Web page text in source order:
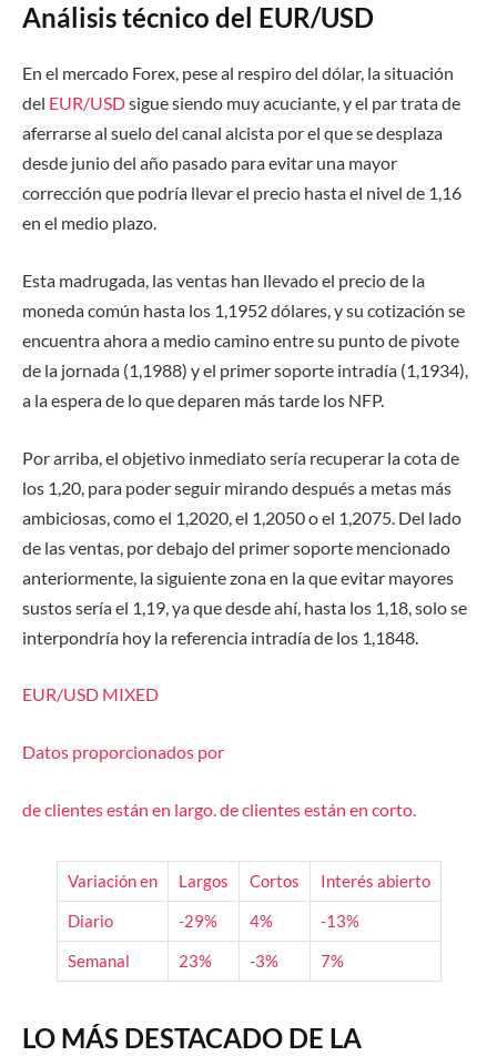
Análisis técnico del EUR/USD
En el mercado Forex, pese al respiro del dólar, la situación
del EUR/USDsigue siendo muy acuciante, y el par trata de
aferrarse al suelo del canal alcista por el que se desplaza
desde junio del año pasado para evitar una mayor
corrección que podría llevar el precio hasta el nivel de 1,16
en el medio plazo.
Esta madrugada, las ventas han llevado el precio de la
moneda común hasta los 1,1952 dólares, y su cotización se
encuentra ahora a medio camino entre su punto de pivote
de la jornada (1,1988) y el primer soporte intradía (1,1934),
a la espera de lo que deparen más tarde los NFP.
Por arriba, el objetivo inmediato sería recuperar la cota de
los 1,20, para poder seguir mirando después a metas más
ambiciosas, como el 1,2020, el 1,2050 o el 1,2075. Del lado
de las ventas, por debajo del primer soporte mencionado
anteriormente, la siguiente zona en la que evitar mayores
sustos sería el 1,19, ya que desde ahí, hasta los 1,18, solo se
interpondría hoy la referencia intradía de los 1,1848.
EUR/USD MIXED
Datos proporcionados por
de clientes están en largo. de clientes están en corto.
Variación en Largos Cortos
Interés abierto
Diario
-29% 4%
-13%
Semanal
23% -3% 7%
LO MÁS DESTACADO DE LA